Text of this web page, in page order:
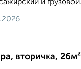
и
вторичка,